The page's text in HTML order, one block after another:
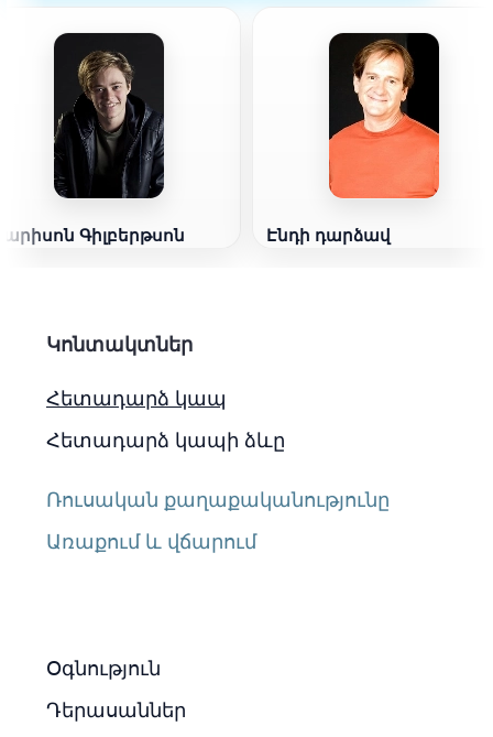
Գիլբերթսոն Էնդի դարձավ
Կոնտակտներ
Հետադարձ կապ
Հետադարձ կապի ձևը
Ռուսական քաղաքականությունը
Առաքում և վճարում
Օգնություն
Դերասաններ